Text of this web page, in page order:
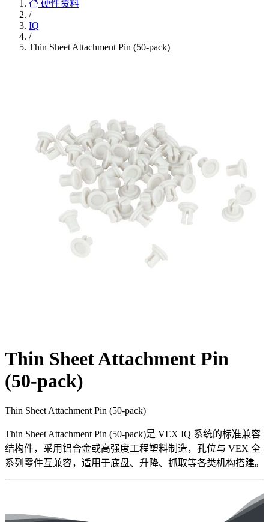
硬件资料
/
IQ
/
Thin Sheet Attachment Pin (50-pack)
Thin Sheet Attachment Pin
(50-pack)
Thin Sheet Attachment Pin (50-pack)
Thin Sheet Attachment Pin (50-pack)是 VEX IQ 系统的标准兼容
结构件，采用铝合金或高强度工程塑料制造，孔位与 VEX 全
系列零件互兼容，适用于底盘、升降、抓取等各类机构搭建。